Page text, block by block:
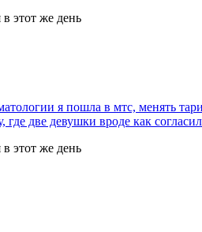
этот же день
я пошла в мтс, менять
где две девушки вроде как
этот же день